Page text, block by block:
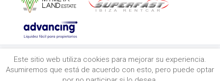
Copyright 2021/2026 myibiza.estate © All Rights
Reserved
Este sitio web utiliza cookies para mejorar su experiencia.
Asumiremos que está de acuerdo con esto, pero puede optar